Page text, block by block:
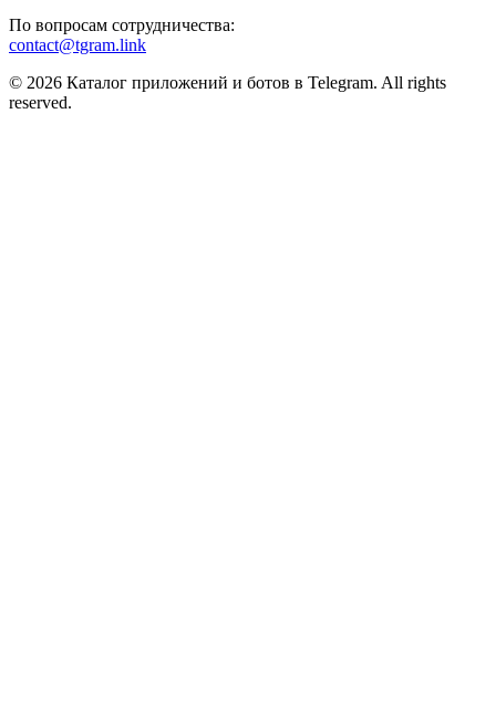
По вопросам сотрудничества:
contact@tgram.link
© 2026 Каталог приложений и ботов в Telegram. All rights
reserved.